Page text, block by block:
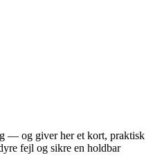
— og giver her et kort, praktisk
fejl og sikre en holdbar